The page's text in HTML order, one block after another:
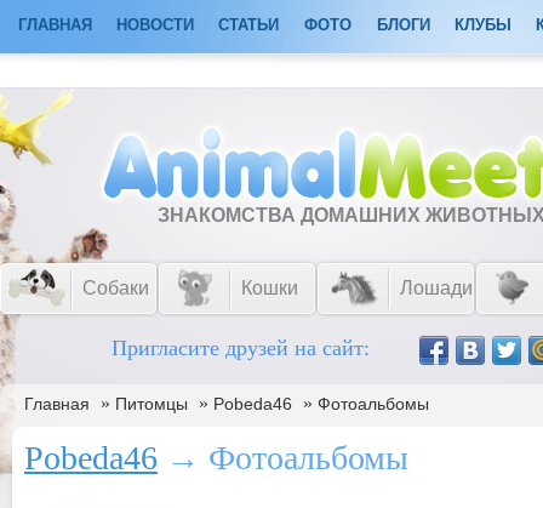
ГЛАВНАЯ НОВОСТИ СТАТЬИ ФОТО БЛОГИ КЛУБЫ
ЗНАКОМСТВА ДОМАШНИХ
Собаки Кошки Лошади
Пригласите друзей на сайт:
Главная » Питомцы » Pobeda46 » Фотоальбомы
Pobeda46 → Фотоальбомы